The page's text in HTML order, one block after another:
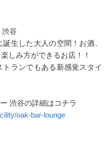
渋谷
生した大人の空間！お酒、
しみ方ができるお店！！
ランでもある新感覚スタイ
渋谷の詳細はコチラ
oak-bar-lounge